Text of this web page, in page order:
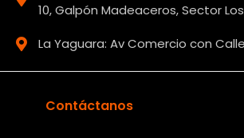
Contáctanos
10, Galpón Madeaceros, Sector
La Yaguara: Av Comercio con